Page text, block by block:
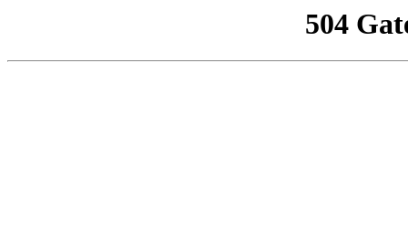
504